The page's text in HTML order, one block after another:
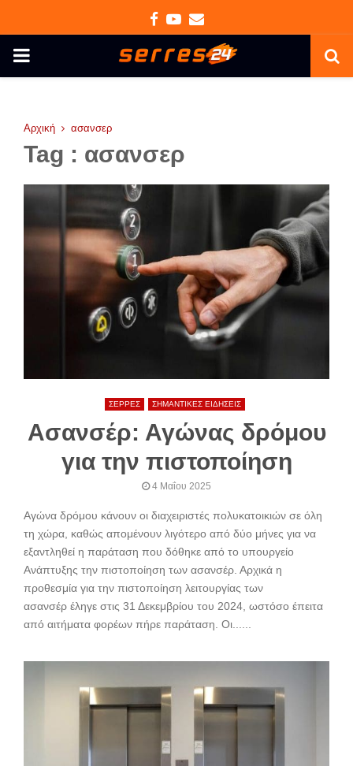
Facebook
Youtube
Email
PRIMARY
Αρχική ασανσερ
Tag : ασανσερ
ΣΕΡΡΕΣ ΣΗΜΑΝΤΙΚΕΣ ΕΙΔΗΣΕΙΣ
Ασανσέρ: Αγώνας δρόμου
για την πιστοποίηση
4 Μαΐου 2025
Αγώνα δρόμου κάνουν οι διαχειριστές πολυκατοικιών σε όλη
τη χώρα, καθώς απομένουν λιγότερο από δύο μήνες για να
εξαντληθεί η παράταση που δόθηκε από το υπουργείο
Ανάπτυξης την πιστοποίηση των ασανσέρ. Αρχικά η
προθεσμία για την πιστοποίηση λειτουργίας των
ασανσέρ έληγε στις 31 Δεκεμβρίου του 2024, ωστόσο έπειτα
από αιτήματα φορέων πήρε παράταση. Οι......